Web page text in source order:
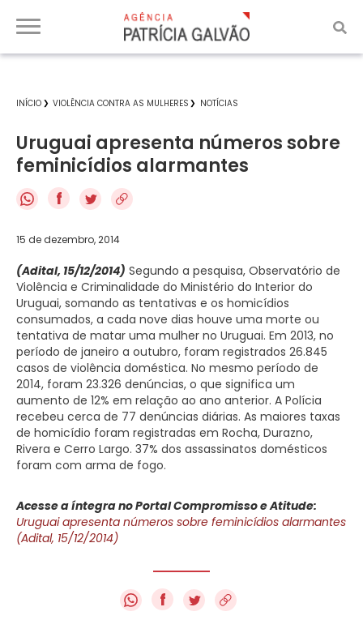
INÍCIO VIOLÊNCIA CONTRA AS MULHERES NOTÍCIAS
Uruguai apresenta números sobre
feminicídios alarmantes
f
15 de dezembro, 2014
(Adital, 15/12/2014) Segundo a pesquisa, Observatório de
Violência e Criminalidade do Ministério do Interior do
Uruguai, somando as tentativas e os homicídios
consumados, a cada nove dias houve uma morte ou
tentativa de matar uma mulher no Uruguai. Em 2013, no
período de janeiro a outubro, foram registrados 26.845
casos de violência doméstica. No mesmo período de
2014, foram 23.326 denúncias, o que significa um
aumento de 12% em relação ao ano anterior. A Polícia
recebeu cerca de 77 denúncias diárias. As maiores taxas
de homicídio foram registradas em Rocha, Durazno,
Rivera e Cerro Largo. 37% dos assassinatos domésticos
foram com arma de fogo.
Acesse a íntegra no Portal Compromisso e Atitude:
Uruguai apresenta números sobre feminicídios alarmantes
(Adital, 15/12/2014)
f